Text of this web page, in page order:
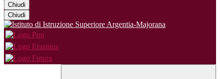
Chiudi
Chiudi